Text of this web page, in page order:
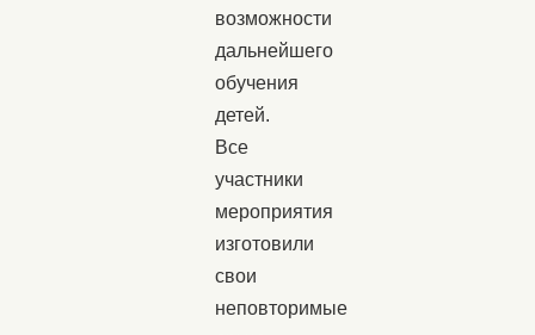
возможности
дальнейшего
обучения
детей.
Все
участники
мероприятия
изготовили
свои
неповторимые